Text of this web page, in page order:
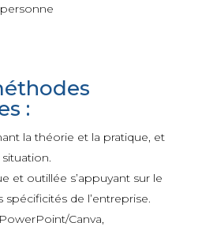
:
la théorie et la pratique, et
et outillée s’appuyant sur le
spécificités de l’entreprise.
Canva,